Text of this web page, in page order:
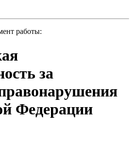
работы:
за
Федерации